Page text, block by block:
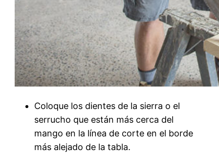
Coloque los dientes de la sierra o el
serrucho que están más cerca del
mango en la línea de corte en el borde
más alejado de la tabla.